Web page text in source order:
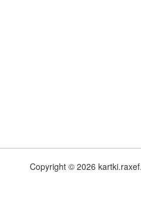
Copyright © 2026